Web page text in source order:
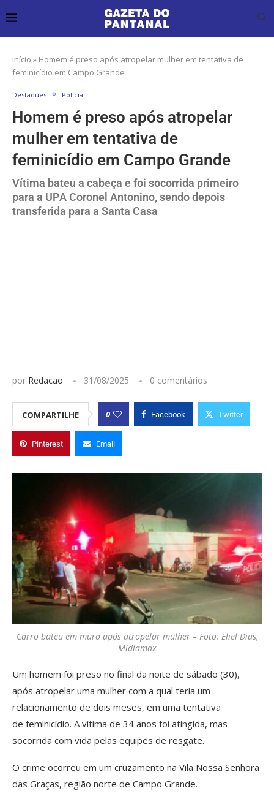
Início » Homem é preso após atropelar mulher em tentativa de
feminicídio em Campo Grande
Destaques Polícia
Homem é preso após atropelar
mulher em tentativa de
feminicídio em Campo Grande
Vítima bateu a cabeça e foi socorrida primeiro
para a UPA Coronel Antonino, sendo depois
transferida para a Santa Casa
por Redacao 31/08/2025 0 comentários
COMPARTILHE 0 Facebook Twitter
Pinterest Email
Carro bateu em muro após atropelar mulher – Foto: Eliel Dias,
Midiamax
Um homem foi preso no final da noite de sábado (30),
após atropelar uma mulher com a qual teria um
relacionamento de dois meses, em uma tentativa
de feminicídio. A vítima de 34 anos foi atingida, mas
socorrida com vida pelas equipes de resgate.
O crime ocorreu em um cruzamento na Vila Nossa Senhora
das Graças, região norte de Campo Grande.